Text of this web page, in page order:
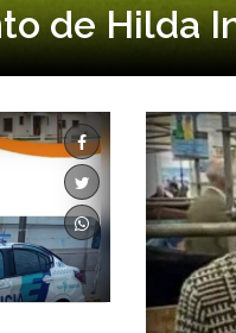
de Hilda